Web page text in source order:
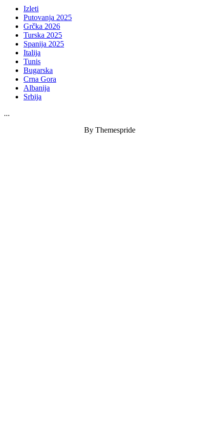
Izleti
Putovanja 2025
Grčka 2026
Turska 2025
Spanija 2025
Italija
Tunis
Bugarska
Crna Gora
Albanija
Srbija
...
By Themespride